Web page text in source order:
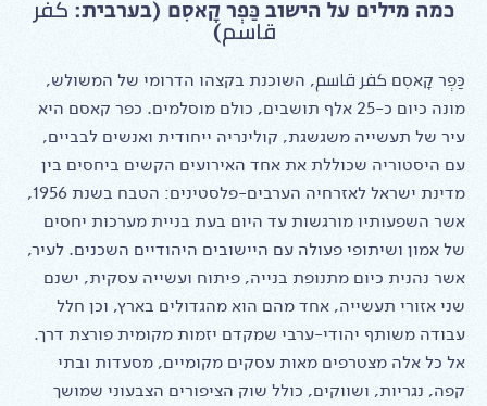
כמה מילים על הישוב כַּפְר קָאסִם‎ (בערבית: كفر
قاسم)
כַּפְר קָאסִם‎ كفر قاسم, השוכנת בקצהו הדרומי של המשולש,
מונה כיום כ-25 אלף תושבים, כולם מוסלמים. כפר קאסם היא
עיר של תעשייה משגשגת, קולינריה ייחודית ואנשים לבביים,
עם היסטוריה שכוללת את אחד האירועים הקשים ביחסים בין
מדינת ישראל לאזרחיה הערבים-פלסטינים: הטבח בשנת 1956,
אשר השפעותיו מורגשות עד היום בעת בניית מערכות יחסים
של אמון ושיתופי פעולה עם היישובים היהודיים השכנים. לעיר,
אשר נהנית כיום מתנופת בנייה, פיתוח ועשייה עסקית, ישנם
שני אזורי תעשייה, אחד מהם הוא מהגדולים בארץ, וכן חלל
עבודה משותף יהודי-ערבי שמקדם יזמות מקומית פורצת דרך.
אל כל אלה מצטרפים מאות עסקים מקומיים, מסעדות ובתי
קפה, נגריות, ושווקים, כולל שוק הציפורים הצבעוני שמושך